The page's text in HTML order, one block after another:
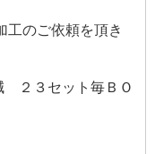
工のご依頼を頂き
２３セット毎ＢＯ